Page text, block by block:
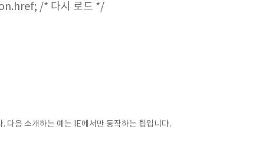
/* 다시 로드 */
다음 소개하는 예는 IE에서만 동작하는 팁입니다.